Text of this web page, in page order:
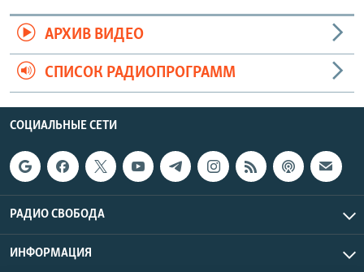
АРХИВ ВИДЕО
СПИСОК РАДИОПРОГРАММ
СОЦИАЛЬНЫЕ СЕТИ
РАДИО СВОБОДА
ИНФОРМАЦИЯ